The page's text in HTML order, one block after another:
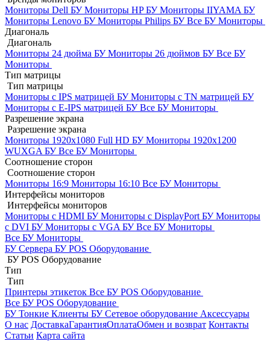
Мониторы Dell БУМониторы HP БУМониторы IIYAMA БУ
Мониторы Lenovo БУМониторы Philips БУВсе БУ Мониторы
Диагональ
Диагональ
Мониторы 24 дюйма БУМониторы 26 дюймов БУВсе БУ
Мониторы
Тип матрицы
Тип матрицы
Мониторы с IPS матрицей БУМониторы с TN матрицей БУ
Мониторы с E-IPS матрицей БУВсе БУ Мониторы
Разрешение экрана
Разрешение экрана
Мониторы 1920x1080 Full HD БУМониторы 1920x1200
WUXGA БУВсе БУ Мониторы
Соотношение сторон
Соотношение сторон
Мониторы 16:9 Мониторы 16:10 Все БУ Мониторы
Интерфейсы мониторов
Интерфейсы мониторов
Мониторы с HDMI БУМониторы с DisplayPort БУМониторы
с DVI БУМониторы с VGA БУВсе БУ Мониторы
Все БУ Мониторы
БУ Сервера БУ POS Оборудование
БУ POS Оборудование
Тип
Тип
Принтеры этикеток Все БУ POS Оборудование
Все БУ POS Оборудование
БУ Тонкие Клиенты БУ Сетевое оборудование Аксессуары
О нас ДоставкаГарантияОплатаОбмен и возврат Контакты
Статьи Карта сайта